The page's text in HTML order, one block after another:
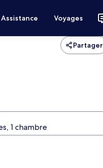
Assistance Voyages
Partager